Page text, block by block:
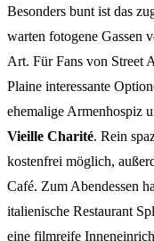
Besonders bunt ist das
warten fotogene Gassen
Art. Für Fans von Street
Plaine interessante
ehemalige Armenhospiz
Vieille Charité. Rein
kostenfrei möglich,
Café. Zum Abendessen
italienische Restaurant
eine filmreife